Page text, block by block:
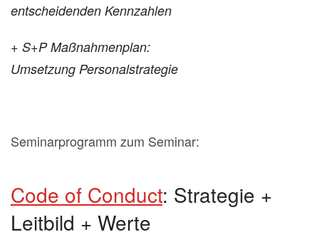
entscheidenden Kennzahlen
+ S+P Maßnahmenplan:
Umsetzung Personalstrategie
Seminarprogramm zum Seminar:
Code of Conduct: Strategie +
Leitbild + Werte